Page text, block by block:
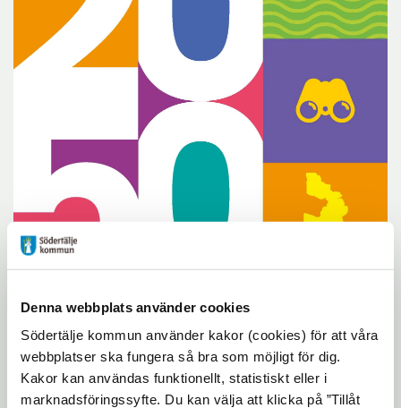
Denna webbplats använder cookies
Södertälje kommun använder kakor (cookies) för att våra
webbplatser ska fungera så bra som möjligt för dig.
Kakor kan användas funktionellt, statistiskt eller i
marknadsföringssyfte. Du kan välja att klicka på ”Tillåt
Översiktsplan 2050
Södertälje kommun håller på att ta fram en ny
översiktsplan: Framtid Södertälje – Översiktsplan
2050. Översiktsplanen var ute på granskning mellan
den 19 juni och den 30 september 2025.